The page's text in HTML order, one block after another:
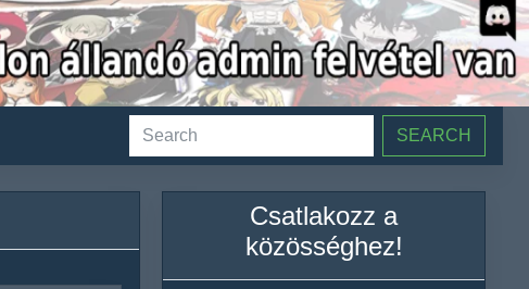
SEARCH
Csatlakozz a
közösséghez!